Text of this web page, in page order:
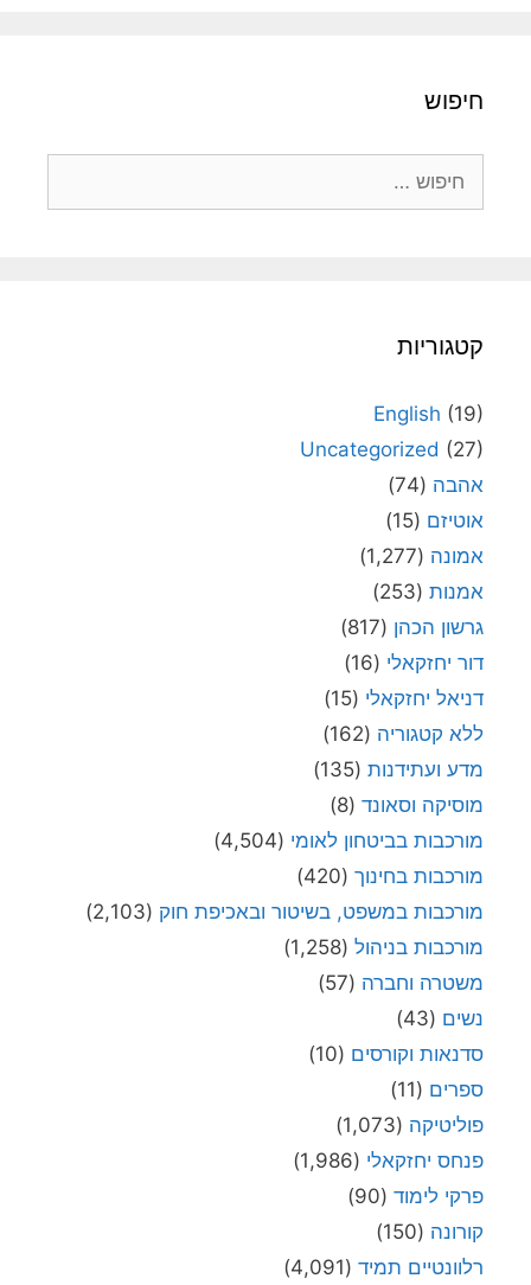
חיפוש
קטגוריות
English (19)
Uncategorized (27)
אהבה (74)
אוטיזם (15)
אמונה (1,277)
אמנות (253)
גרשון הכהן (817)
דור יחזקאלי (16)
דניאל יחזקאלי (15)
ללא קטגוריה (162)
מדע ועתידנות (135)
מוסיקה וסאונד (8)
מורכבות בביטחון לאומי (4,504)
מורכבות בחינוך (420)
מורכבות במשפט, בשיטור ובאכיפת חוק (2,103)
מורכבות בניהול (1,258)
משטרה וחברה (57)
נשים (43)
סדנאות וקורסים (10)
ספרים (11)
פוליטיקה (1,073)
פנחס יחזקאלי (1,986)
פרקי לימוד (90)
קורונה (150)
רלוונטיים תמיד (4,091)